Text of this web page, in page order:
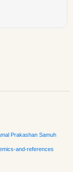
Prakashan Samuh
and-references